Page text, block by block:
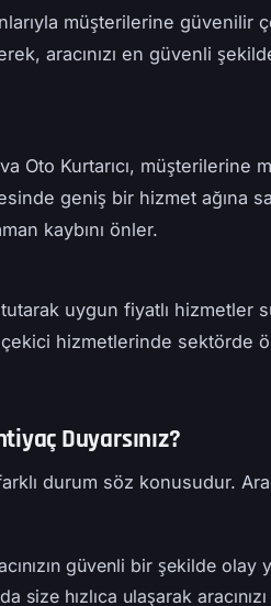
müşterilerine güvenilir
aracınızı en güvenli
Oto Kurtarıcı, müşterilerine
geniş bir hizmet ağına
kaybını önler.
uygun fiyatlı hizmetler
hizmetlerinde sektörde
Duyarsınız?
durum söz konusudur.
güvenli bir şekilde olay
size hızlıca ulaşarak